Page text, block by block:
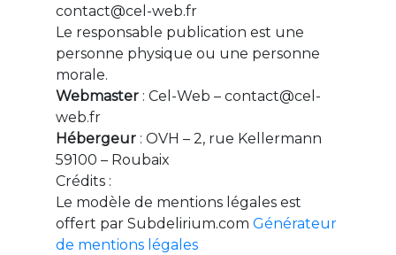
contact@cel-web.fr
Le responsable publication est une
personne physique ou une personne
morale.
Webmaster : Cel-Web – contact@cel-
web.fr
Hébergeur : OVH – 2, rue Kellermann
59100 – Roubaix
Crédits :
Le modèle de mentions légales est
offert par Subdelirium.com Générateur
de mentions légales